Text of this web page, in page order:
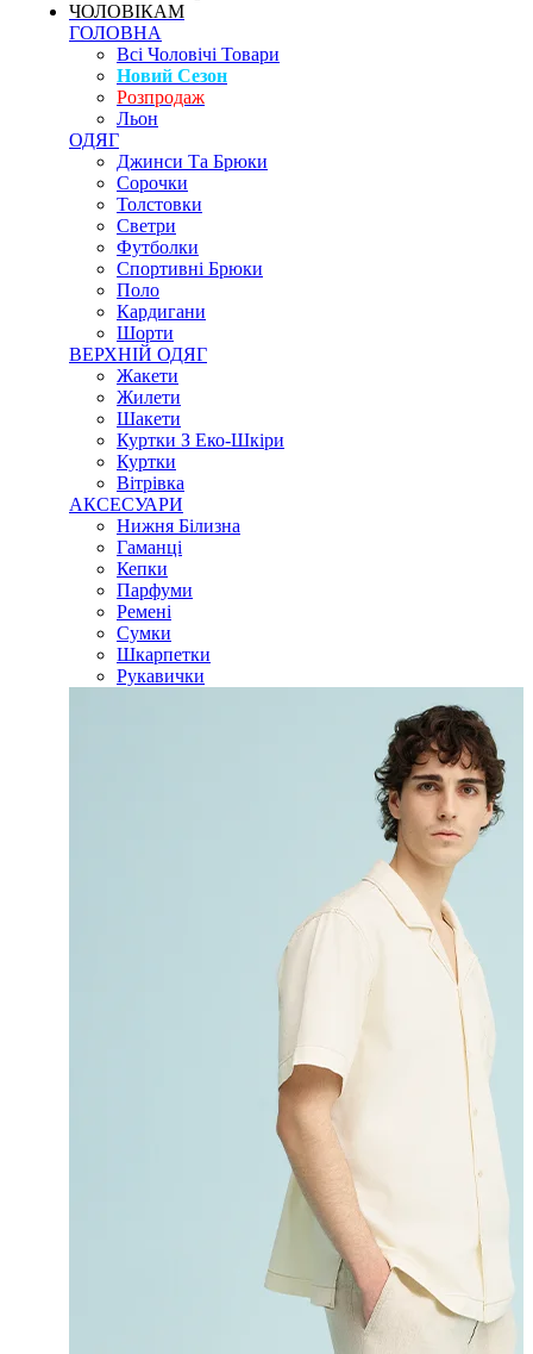
ЧОЛОВІКАМ
ГОЛОВНА
Всі Чоловічі Товари
Новий Сезон
Розпродаж
Льон
ОДЯГ
Джинси Та Брюки
Сорочки
Толстовки
Светри
Футболки
Спортивні Брюки
Поло
Кардигани
Шорти
ВЕРХНІЙ ОДЯГ
Жакети
Жилети
Шакети
Куртки З Еко-Шкіри
Куртки
Вітрівка
АКСЕСУАРИ
Нижня Білизна
Гаманці
Кепки
Парфуми
Ремені
Сумки
Шкарпетки
Рукавички